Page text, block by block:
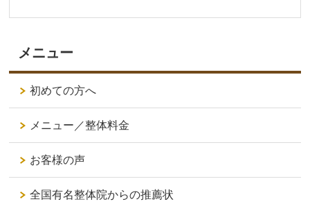
メニュー
初めての方へ
メニュー／整体料金
お客様の声
全国有名整体院からの推薦状